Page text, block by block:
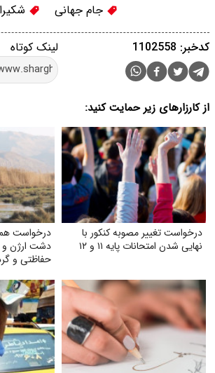
جام جهانی شکیرا
لینک کوتاه کدخبر: 1102558
از کارزارهای زیر حمایت کنید:
درخواست تغییر مصوبه کنکور با
نهایی شدن امتحانات پایه ۱۱ و ۱۲
درخواست
دشت ارژن و
حفاظتی و